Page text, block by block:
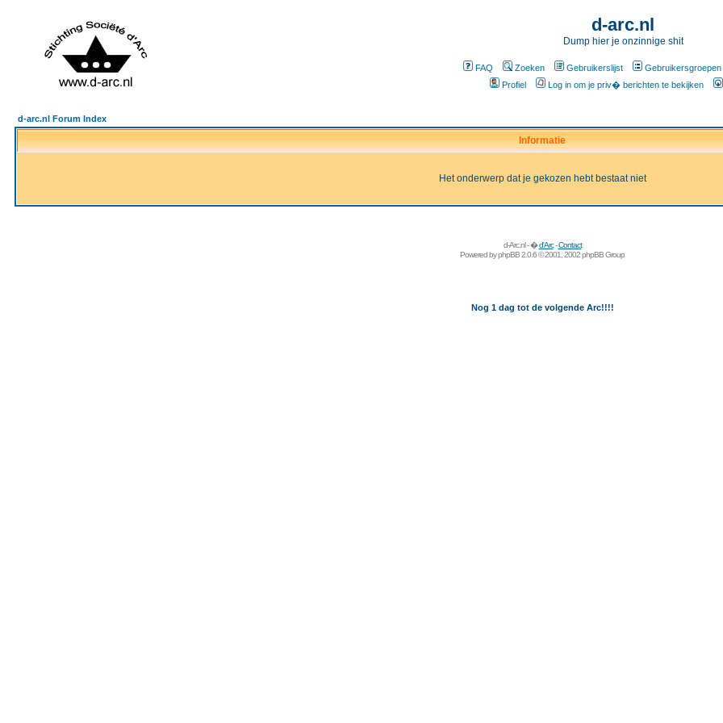
d-arc.nl
Dump hier je onzinnige shit
FAQ Zoeken Gebruikerslijst Gebruikersgroepen
Profiel
Log in om je priv� berichten te bekijken
d-arc.nl Forum Index
Informatie
Het onderwerp dat je gekozen hebt bestaat niet
d-Arc.nl - �d'Arc-Contact
Powered byphpBB2.0.6 © 2001, 2002 phpBB Group
Nog 1 dag tot de volgende Arc!!!!